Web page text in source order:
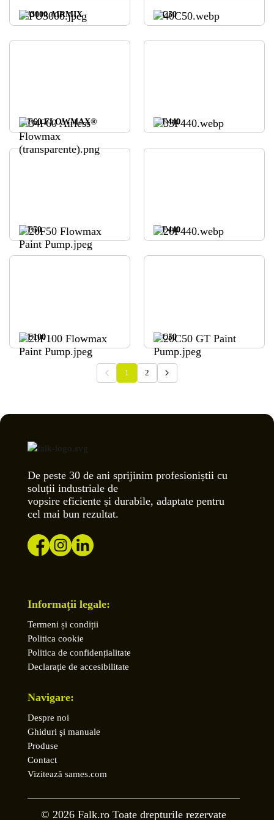
PU3000 AIRMIX 40C50
34F60 FLOWMAX® 33F440
20F50 20F440
20F100 20C50
1 2
De peste 30 de ani sprijinim profesioniștii cu
soluții industriale de
vopsire eficiente și durabile, adaptate pentru
cel mai bun rezultat.
Informații legale:
Termeni și condiții
Politica cookie
Politica de confidențialitate
Declarație de accesibilitate
Navigare:
Despre noi
Ghiduri şi manuale
Produse
Contact
Vizitează sames.com
© 2026 Falk.ro Toate drepturile rezervate